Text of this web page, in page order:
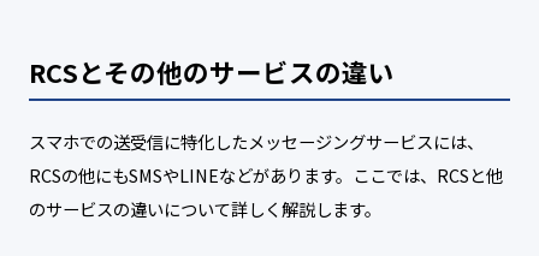
RCSとその他のサービスの違い
スマホでの送受信に特化したメッセージングサービスには、
RCSの他にもSMSやLINEなどがあります。ここでは、RCSと他
のサービスの違いについて詳しく解説します。